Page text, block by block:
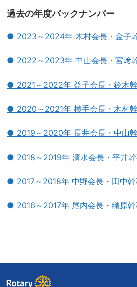
過去の年度バックナンバー
● 2023～2024年 木村会長・金子
● 2022～2023年 中山会長・宮﨑
● 2021～2022年 益子会長・鈴木
● 2020～2021年 横手会長・木村
● 2019～2020年 長井会長・中山
● 2018～2019年 清水会長・平井
● 2017～2018年 中野会長・田中
● 2016～2017年 尾内会長・織原